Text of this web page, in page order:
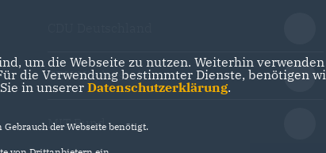
CDU Niedersachsen
MIT Bund
um die Webseite zu nutzen. Weiterhin
die Verwendung bestimmter Dienste, benötigen
in unserer Datenschutzerklärung.
der Webseite benötigt.